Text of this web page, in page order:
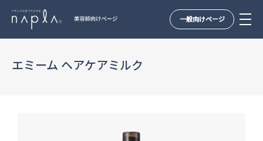
一般向けページ
エミーム ヘアケアミルク